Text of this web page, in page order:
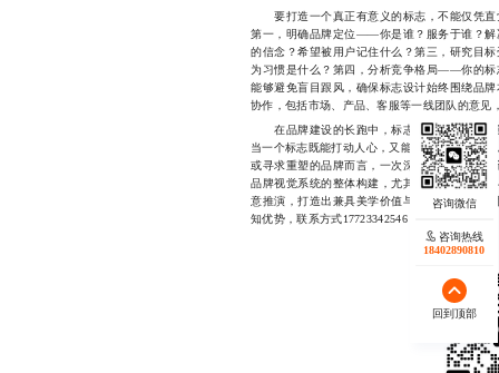
要打造一个真正有意义的标志，不能仅凭直
第一，明确品牌定位——你是谁？服务于谁？
的信念？希望被用户记住什么？第三，研究目
为习惯是什么？第四，分析竞争格局——你的标
能够避免盲目跟风，确保标志设计始终围绕品
协作，包括市场、产品、客服等一线团队的意见
在品牌建设的长跑中，标志是第一个也是最
当一个标志既能打动人心，又能经得起时间考验
或寻求重塑的品牌而言，一次深思熟虑的标志
品牌视觉系统的整体构建，尤其擅长将品牌定
意推演，打造出兼具美学价值与战略意义的标
知优势，联系方式17723342546
咨询热线
18402890810
回到顶部